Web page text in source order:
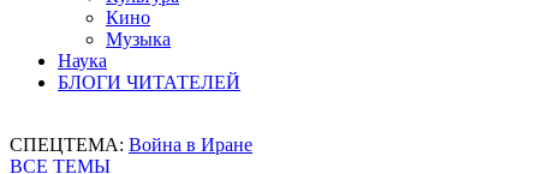
Кино
Музыка
Наука
БЛОГИ ЧИТАТЕЛЕЙ
СПЕЦТЕМА: Война в Иране
ВСЕ ТЕМЫ